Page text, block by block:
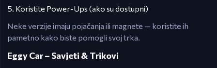
5. Koristite Power-Ups (ako su dostupni)
Neke verzije imaju pojačanja ili magnete — koristite ih
pametno kako biste pomogli svoj trka.
Eggy Car – Savjeti & Trikovi